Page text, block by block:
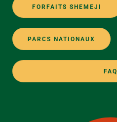
FORFAITS SHEMEJI
PARCS NATIONAUX
FAQ